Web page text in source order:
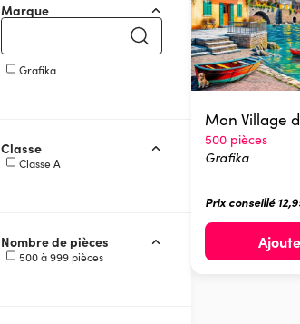
Mon Village
500 pièces
Grafika
Prix conseillé
Marque
Grafika
Classe
Classe A
Nombre de pièces
500 à 999 pièces